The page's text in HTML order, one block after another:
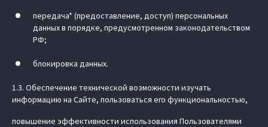
передача* (предоставление, доступ) персональных
данных в порядке, предусмотренном законодательством
РФ;
блокировка данных.
1.3. Обеспечение технической возможности изучать
информацию на Сайте, пользоваться его функциональностью,
повышение эффективности использования Пользователями